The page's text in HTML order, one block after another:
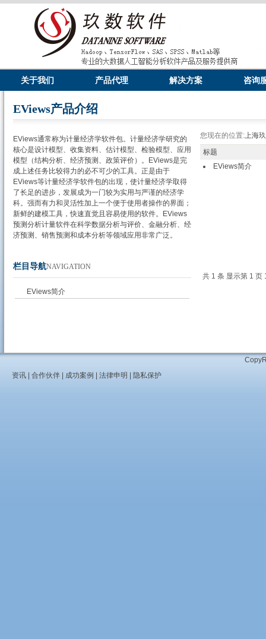
关于我们 产品代理 解决方案 咨询
EViews产品介绍
EViews通常称为计量经济学软件包。计量经济学研究的
核心是设计模型、收集资料、估计模型、检验模型、应用
模型（结构分析、经济预测、政策评价）。EViews是完
成上述任务比较得力的必不可少的工具。正是由于
EViews等计量经济学软件包的出现，使计量经济学取得
了长足的进步，发展成为一门较为实用与严谨的经济学
科。强而有力和灵活性加上一个便于使用者操作的界面；
新鲜的建模工具，快速直觉且容易使用的软件。EViews
预测分析计量软件在科学数据分析与评价、金融分析、经
济预测、销售预测和成本分析等领域应用非常广泛。
栏目导航NAVIGATION
EViews简介
您现在的位置:上海
标题
EViews简介
共 1 条 显示第 1 页
资讯| 合作伙伴| 成功案例 法律申明 隐私保护